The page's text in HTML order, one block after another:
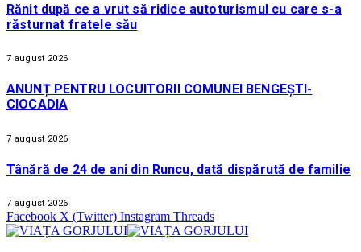
Rănit după ce a vrut să ridice autoturismul cu care s-a
răsturnat fratele său
7 august 2026
ANUNȚ PENTRU LOCUITORII COMUNEI BENGEȘTI-
CIOCADIA
7 august 2026
Tânără de 24 de ani din Runcu, dată dispărută de familie
7 august 2026
Facebook X (Twitter) Instagram Threads